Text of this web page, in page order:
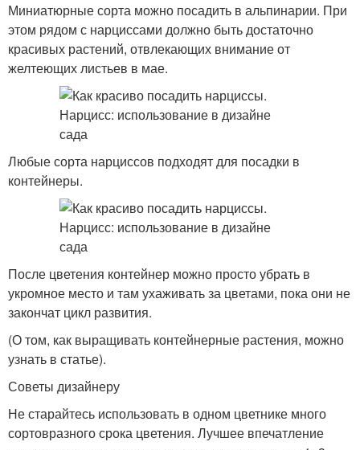
Миниатюрные сорта можно посадить в альпинарии. При
этом рядом с нарциссами должно быть достаточно
красивых растений, отвлекающих внимание от
желтеющих листьев в мае.
Любые сорта нарциссов подходят для посадки в
контейнеры.
После цветения контейнер можно просто убрать в
укромное место и там ухаживать за цветами, пока они не
закончат цикл развития.
(О том, как выращивать контейнерные растения, можно
узнать в статье).
Советы дизайнеру
Не старайтесь использовать в одном цветнике много
сортовразного срока цветения. Лучшее впечатление